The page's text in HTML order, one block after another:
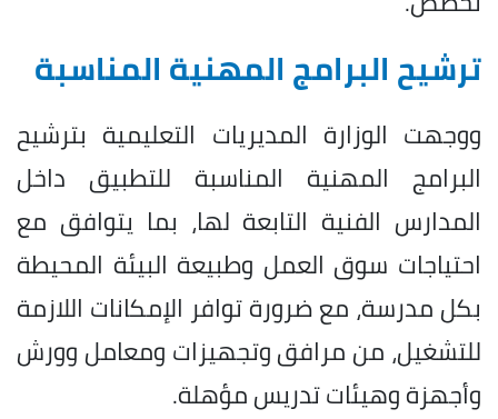
ترشيح البرامج المهنية المناسبة
ووجهت الوزارة المديريات التعليمية بترشيح
البرامج المهنية المناسبة للتطبيق داخل
المدارس الفنية التابعة لها، بما يتوافق مع
احتياجات سوق العمل وطبيعة البيئة المحيطة
بكل مدرسة، مع ضرورة توافر الإمكانات اللازمة
للتشغيل، من مرافق وتجهيزات ومعامل وورش
وأجهزة وهيئات تدريس مؤهلة.